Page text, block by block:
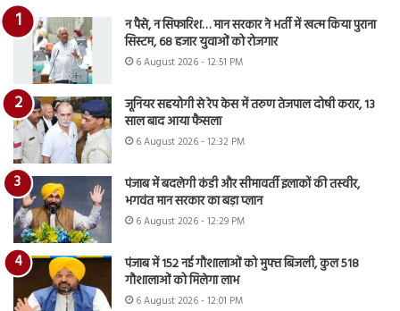
न पैसे, न सिफारिश… मान सरकार ने भर्ती में खत्म किया पुराना
सिस्टम, 68 हजार युवाओं को रोजगार
6 August 2026 - 12:51 PM
जूनियर सहयोगी से रेप केस में तरुण तेजपाल दोषी करार, 13
साल बाद आया फैसला
6 August 2026 - 12:32 PM
पंजाब में बदलेगी कंडी और सीमावर्ती इलाकों की तस्वीर,
भगवंत मान सरकार का बड़ा प्लान
6 August 2026 - 12:29 PM
पंजाब में 152 नई गौशालाओं को मुफ्त बिजली, कुल 518
गौशालाओं को मिलेगा लाभ
6 August 2026 - 12:01 PM